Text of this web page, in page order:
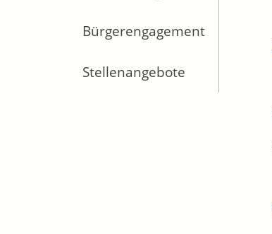
Bürgerengagement
Stellenangebote